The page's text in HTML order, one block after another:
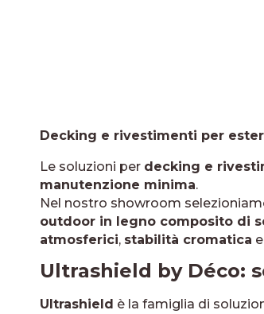
Decking e rivestimenti per
Le soluzioni per decking e
manutenzione minima.
Nel nostro showroom
outdoor in legno composito di
atmosferici, stabilità cromatica e
Ultrashield by Déco:
Ultrashield è la famiglia di